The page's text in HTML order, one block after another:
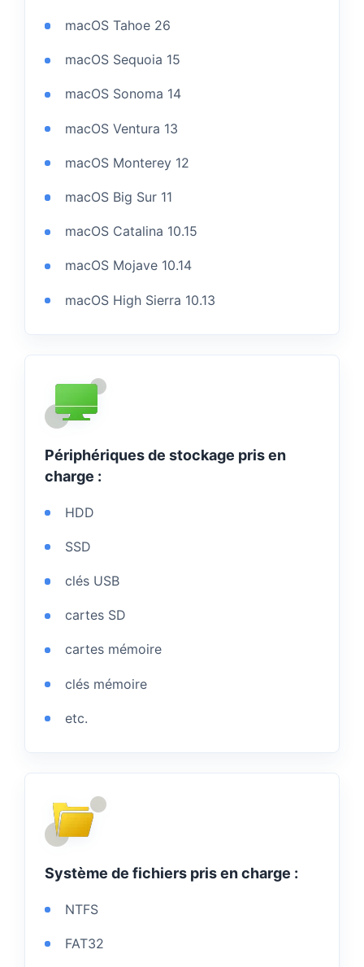
macOS Tahoe 26
macOS Sequoia 15
macOS Sonoma 14
macOS Ventura 13
macOS Monterey 12
macOS Big Sur 11
macOS Catalina 10.15
macOS Mojave 10.14
macOS High Sierra 10.13
Périphériques de stockage pris en
charge :
HDD
SSD
clés USB
cartes SD
cartes mémoire
clés mémoire
etc.
Système de fichiers pris en charge :
NTFS
FAT32